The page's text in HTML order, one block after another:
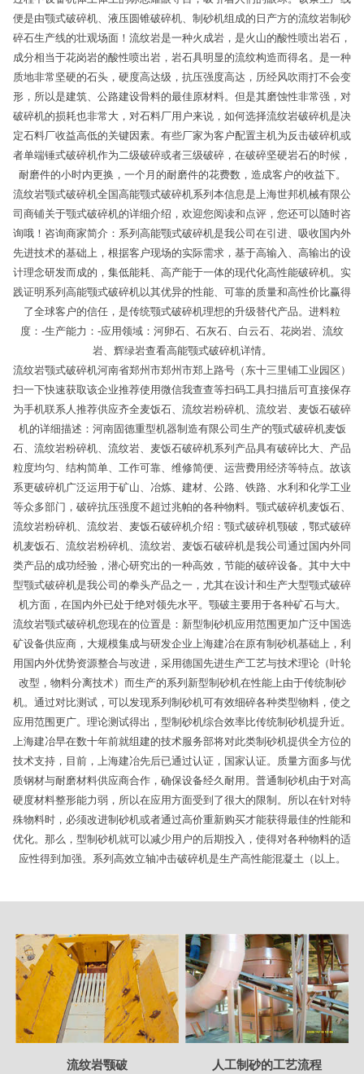
便是由颚式破碎机、液压圆锥破碎机、制砂机组成的日产方的流纹岩制砂
碎石生产线的壮观场面！流纹岩是一种火成岩，是火山的酸性喷出岩石，
成分相当于花岗岩的酸性喷出岩，岩石具明显的流纹构造而得名。是一种
质地非常坚硬的石头，硬度高达级，抗压强度高达，历经风吹雨打不会变
形，所以是建筑、公路建设骨料的最佳原材料。但是其磨蚀性非常强，对
破碎机的损耗也非常大，对石料厂用户来说，如何选择流纹岩破碎机是决
定石料厂收益高低的关键因素。有些厂家为客户配置主机为反击破碎机或
者单端锤式破碎机作为二级破碎或者三级破碎，在破碎坚硬岩石的时候，
耐磨件的小时内更换，一个月的耐磨件的花费数，造成客户的收益下。
流纹岩颚式破碎机全国高能颚式破碎机系列本信息是上海世邦机械有限公
司商铺关于颚式破碎机的详细介绍，欢迎您阅读和点评，您还可以随时咨
询哦！咨询商家简介：系列高能颚式破碎机是我公司在引进、吸收国内外
先进技术的基础上，根据客户现场的实际需求，基于高输入、高输出的设
计理念研发而成的，集低能耗、高产能于一体的现代化高性能破碎机。实
践证明系列高能颚式破碎机以其优异的性能、可靠的质量和高性价比赢得
了全球客户的信任，是传统颚式破碎机理想的升级替代产品。进料粒
度：-生产能力：-应用领域：河卵石、石灰石、白云石、花岗岩、流纹
岩、辉绿岩查看高能颚式破碎机详情。
流纹岩颚式破碎机河南省郑州市郑州市郑上路号（东十三里铺工业园区）
扫一下快速获取该企业推荐使用微信我查查等扫码工具扫描后可直接保存
为手机联系人推荐供应齐全麦饭石、流纹岩粉碎机、流纹岩、麦饭石破碎
机的详细描述：河南固德重型机器制造有限公司生产的颚式破碎机麦饭
石、流纹岩粉碎机、流纹岩、麦饭石破碎机系列产品具有破碎比大、产品
粒度均匀、结构简单、工作可靠、维修简便、运营费用经济等特点。故该
系更破碎机广泛运用于矿山、冶炼、建材、公路、铁路、水利和化学工业
等众多部门，破碎抗压强度不超过兆帕的各种物料。颚式破碎机麦饭石、
流纹岩粉碎机、流纹岩、麦饭石破碎机介绍：颚式破碎机颚破，鄂式破碎
机麦饭石、流纹岩粉碎机、流纹岩、麦饭石破碎机是我公司通过国内外同
类产品的成功经验，潜心研究出的一种高效，节能的破碎设备。其中大中
型颚式破碎机是我公司的拳头产品之一，尤其在设计和生产大型颚式破碎
机方面，在国内外已处于绝对领先水平。颚破主要用于各种矿石与大。
流纹岩颚式破碎机您现在的位置是：新型制砂机应用范围更加广泛中国选
矿设备供应商，大规模集成与研发企业上海建冶在原有制砂机基础上，利
用国内外优势资源整合与改进，采用德国先进生产工艺与技术理论（叶轮
改型，物料分离技术）而生产的系列新型制砂机在性能上由于传统制砂
机。通过对比测试，可以发现系列制砂机可有效细碎各种类型物料，使之
应用范围更广。理论测试得出，型制砂机综合效率比传统制砂机提升近。
上海建冶早在数十年前就组建的技术服务部将对此类制砂机提供全方位的
技术支持，目前，上海建冶先后已通过认证，国家认证。质量方面多与优
质钢材与耐磨材料供应商合作，确保设备经久耐用。普通制砂机由于对高
硬度材料整形能力弱，所以在应用方面受到了很大的限制。所以在针对特
殊物料时，必须改进制砂机或者通过高价重新购买才能获得最佳的性能和
优化。那么，型制砂机就可以减少用户的后期投入，使得对各种物料的适
应性得到加强。系列高效立轴冲击破碎机是生产高性能混凝土（以上。
流纹岩颚破 人工制砂的工艺流程